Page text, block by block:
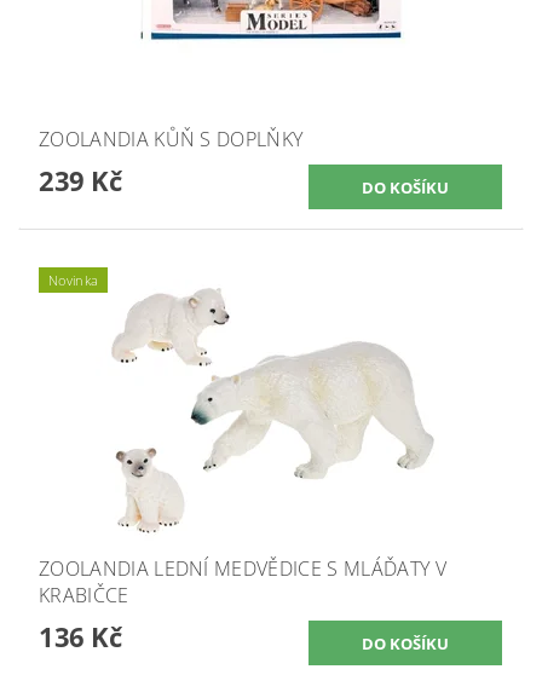
ZOOLANDIA KŮŇ S DOPLŇKY
239 Kč
Novinka
ZOOLANDIA LEDNÍ MEDVĚDICE S MLÁĎATY V
KRABIČCE
136 Kč